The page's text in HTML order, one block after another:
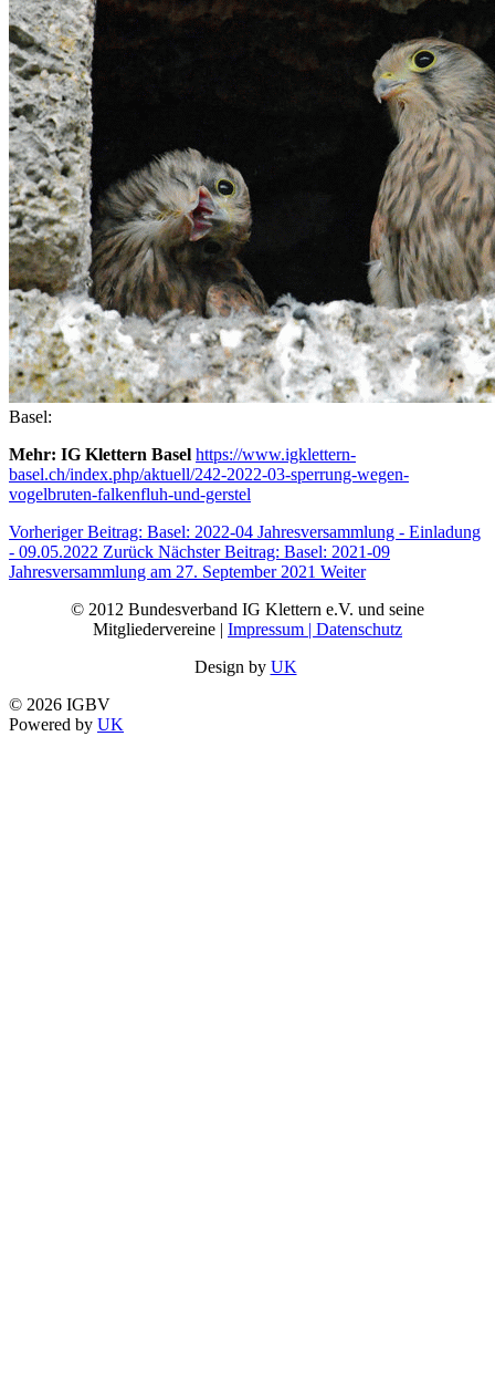
Basel:
Mehr: IG Klettern Basel https://www.igklettern-
basel.ch/index.php/aktuell/242-2022-03-sperrung-wegen-
vogelbruten-falkenfluh-und-gerstel
Vorheriger Beitrag: Basel: 2022-04 Jahresversammlung - Einladung
- 09.05.2022 Zurück Nächster Beitrag: Basel: 2021-09
Jahresversammlung am 27. September 2021 Weiter
© 2012 Bundesverband IG Klettern e.V. und seine
Mitgliedervereine | Impressum | Datenschutz
Design by UK
© 2026 IGBV
Powered by UK